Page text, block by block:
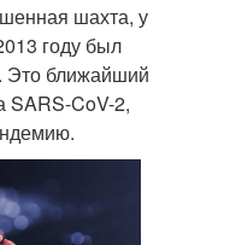
шахта, у
году был
Это ближайший
SARS-CoV-2,